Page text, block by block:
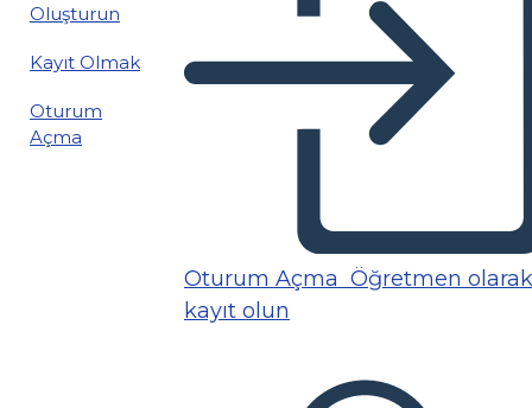
Oluşturun
Kayıt Olmak
Oturum
Açma
Oturum Açma Öğretmen olarak
kayıt olun